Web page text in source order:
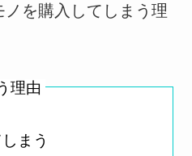
を購入してしまう理
理由
まう